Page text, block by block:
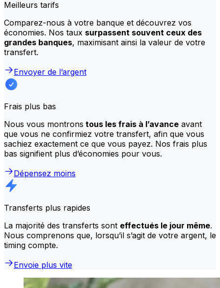
Meilleurs tarifs
Comparez-nous à votre banque et découvrez vos
économies. Nos taux surpassent souvent ceux des
grandes banques, maximisant ainsi la valeur de votre
transfert.
Envoyer de l’argent
Frais plus bas
Nous vous montrons tous les frais à l’avance avant
que vous ne confirmiez votre transfert, afin que vous
sachiez exactement ce que vous payez. Nos frais plus
bas signifient plus d’économies pour vous.
Dépensez moins
Transferts plus rapides
La majorité des transferts sont effectués le jour même.
Nous comprenons que, lorsqu’il s’agit de votre argent, le
timing compte.
Envoie plus vite